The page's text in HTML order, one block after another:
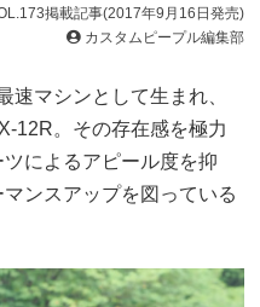
掲載記事(2017年9月16日発売)
カスタムピープル編集部
速マシンとして生まれ、
12R。その存在感を極力
によるアピール度を抑
ンスアップを図っている